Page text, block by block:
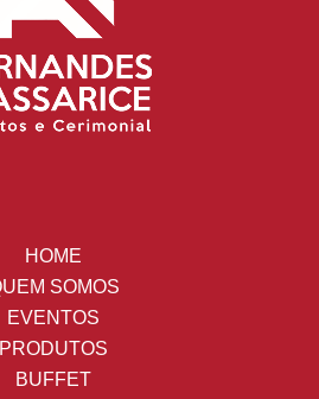
HOME
QUEM SOMOS
EVENTOS
PRODUTOS
BUFFET